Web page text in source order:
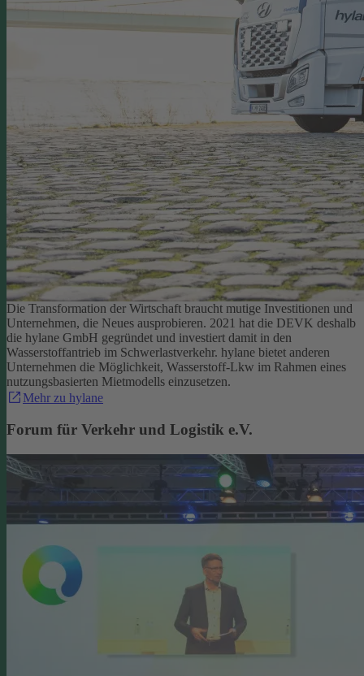
Die Transformation der Wirtschaft braucht mutige Investitionen und
Unternehmen, die Neues ausprobieren. 2021 hat die DEVK deshalb
die hylane GmbH gegründet und investiert damit in den
Wasserstoffantrieb im Schwerlastverkehr. hylane bietet anderen
Unternehmen die Möglichkeit, Wasserstoff-Lkw im Rahmen eines
nutzungsbasierten Mietmodells einzusetzen.
Mehr zu hylane
Forum für Verkehr und Logistik e.V.